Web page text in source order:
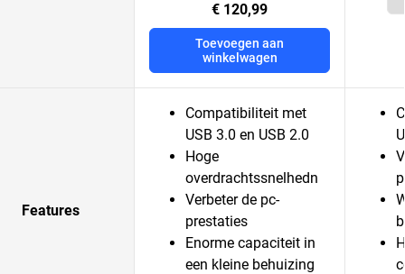
€ 120,99
Toevoegen aan
winkelwagen
Features
Compatibiliteit met
USB 3.0 en USB 2.0
Hoge
overdrachtssnelhedn
Verbeter de pc-
prestaties
Enorme capaciteit in
een kleine behuizing